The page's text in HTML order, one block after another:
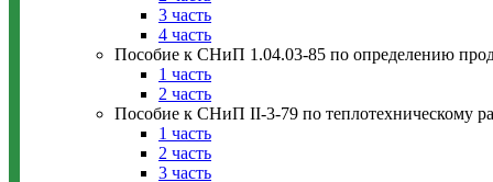
3 часть
4 часть
Пособие к СНиП 1.04.03-85 по определению
1 часть
2 часть
Пособие к СНиП II-3-79 по теплотехническому
1 часть
2 часть
3 часть